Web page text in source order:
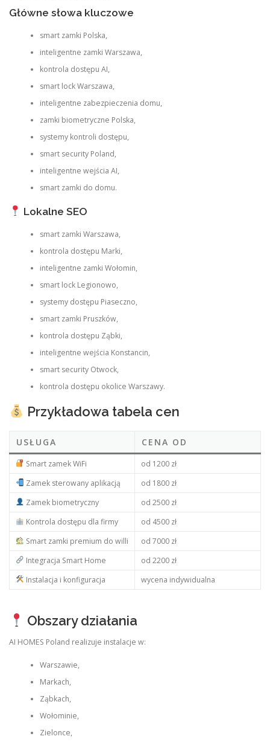
Główne słowa kluczowe
smart zamki Polska,
inteligentne zamki Warszawa,
kontrola dostępu AI,
smart lock Warszawa,
inteligentne zabezpieczenia domu,
zamki biometryczne Polska,
systemy kontroli dostępu,
smart security Poland,
inteligentne wejścia AI,
smart zamki do domu.
Lokalne SEO
smart zamki Warszawa,
kontrola dostępu Marki,
inteligentne zamki Wołomin,
smart lock Legionowo,
systemy dostępu Piaseczno,
smart zamki Pruszków,
kontrola dostępu Ząbki,
inteligentne wejścia Konstancin,
smart security Otwock,
kontrola dostępu okolice Warszawy.
Przykładowa tabela cen
USŁUGA CENA OD
Smart zamek WiFi
od 1200 zł
Zamek sterowany aplikacją
od 1800 zł
Zamek biometryczny
od 2500 zł
Kontrola dostępu dla firmy
od 4500 zł
Smart zamki premium do willi
od 7000 zł
Integracja Smart Home
od 2200 zł
Instalacja i konfiguracja
wycena indywidualna
Obszary działania
AI HOMES Poland realizuje instalacje w:
Warszawie,
Markach,
Ząbkach,
Wołominie,
Zielonce,